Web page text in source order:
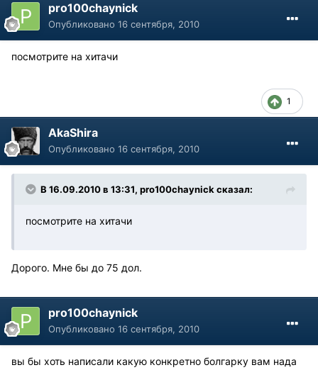
pro100chaynick
Опубликовано 16 сентября, 2010
посмотрите на хитачи
1
AkaShira
Опубликовано 16 сентября, 2010
В 16.09.2010 в 13:31, pro100chaynick сказал:
посмотрите на хитачи
Дорого. Мне бы до 75 дол.
pro100chaynick
Опубликовано 16 сентября, 2010
вы бы хоть написали какую конкретно болгарку вам нада